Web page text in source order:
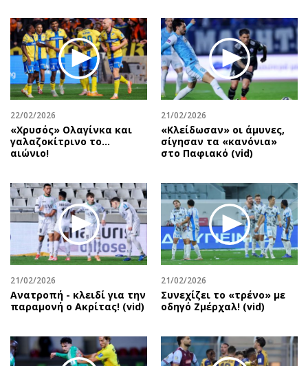
22/02/2026
«Χρυσός» Ολαγίνκα και
γαλαζοκίτρινο το…
αιώνιο!
21/02/2026
«Κλείδωσαν» οι άμυνες,
σίγησαν τα «κανόνια»
στο Παφιακό (vid)
21/02/2026
Ανατροπή - κλειδί για την
παραμονή ο Ακρίτας! (vid)
21/02/2026
Συνεχίζει το «τρένο» με
οδηγό Ζμέρχαλ! (vid)